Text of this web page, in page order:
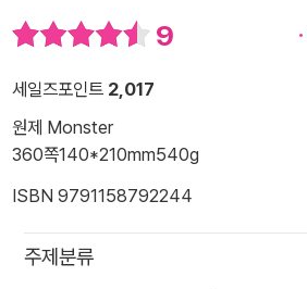
9
세일즈포인트 2,017
원제 Monster
360쪽140*210mm540g
ISBN 9791158792244
주제분류